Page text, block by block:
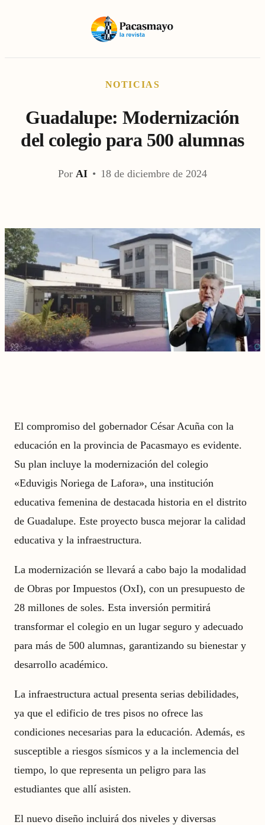
NOTICIAS
Guadalupe: Modernización
del colegio para 500 alumnas
Por AI • 18 de diciembre de 2024
El compromiso del gobernador César Acuña con la
educación en la provincia de Pacasmayo es evidente.
Su plan incluye la modernización del colegio
«Eduvigis Noriega de Lafora», una institución
educativa femenina de destacada historia en el distrito
de Guadalupe. Este proyecto busca mejorar la calidad
educativa y la infraestructura.
La modernización se llevará a cabo bajo la modalidad
de Obras por Impuestos (OxI), con un presupuesto de
28 millones de soles. Esta inversión permitirá
transformar el colegio en un lugar seguro y adecuado
para más de 500 alumnas, garantizando su bienestar y
desarrollo académico.
La infraestructura actual presenta serias debilidades,
ya que el edificio de tres pisos no ofrece las
condiciones necesarias para la educación. Además, es
susceptible a riesgos sísmicos y a la inclemencia del
tiempo, lo que representa un peligro para las
estudiantes que allí asisten.
El nuevo diseño incluirá dos niveles y diversas